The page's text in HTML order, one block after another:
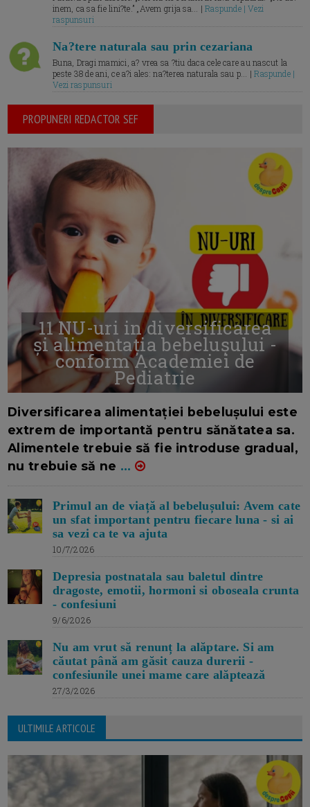
inem, ca sa fie lini?te.” „Avem grija sa... |Raspunde | Vezi
raspunsuri
Na?tere naturala sau prin cezariana
Buna, Dragi mamici, a? vrea sa ?tiu daca cele care au nascut la
peste 38 de ani, ce a?i ales: na?terea naturala sau p... |Raspunde |
Vezi raspunsuri
PROPUNERI REDACTOR SEF
11 NU-uri in diversificarea
și alimentația bebelușului -
conform Academiei de
Pediatrie
Diversificarea alimentației bebelușului este
extrem de importantă pentru sănătatea sa.
Alimentele trebuie să fie introduse gradual,
nu trebuie să ne ...
Primul an de viață al bebelușului: Avem cate
un sfat important pentru fiecare luna - si ai
sa vezi ca te va ajuta
10/7/2026
Depresia postnatala sau baletul dintre
dragoste, emotii, hormoni si oboseala crunta
- confesiuni
9/6/2026
Nu am vrut să renunț la alăptare. Si am
căutat până am găsit cauza durerii -
confesiunile unei mame care alăptează
27/3/2026
ULTIMILE ARTICOLE